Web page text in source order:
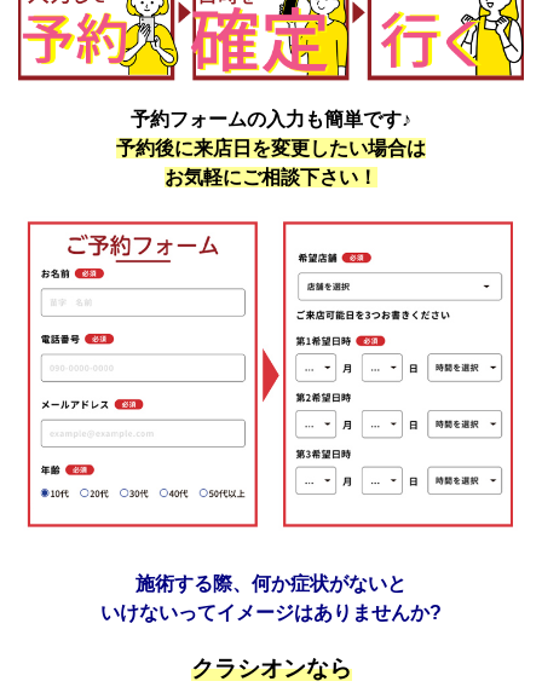
予約フォームの入力も簡単です♪
予約後に来店日を変更したい場合は
お気軽にご相談下さい！
施術する際、何か症状がないと
いけないってイメージはありませんか?
クラシオンなら